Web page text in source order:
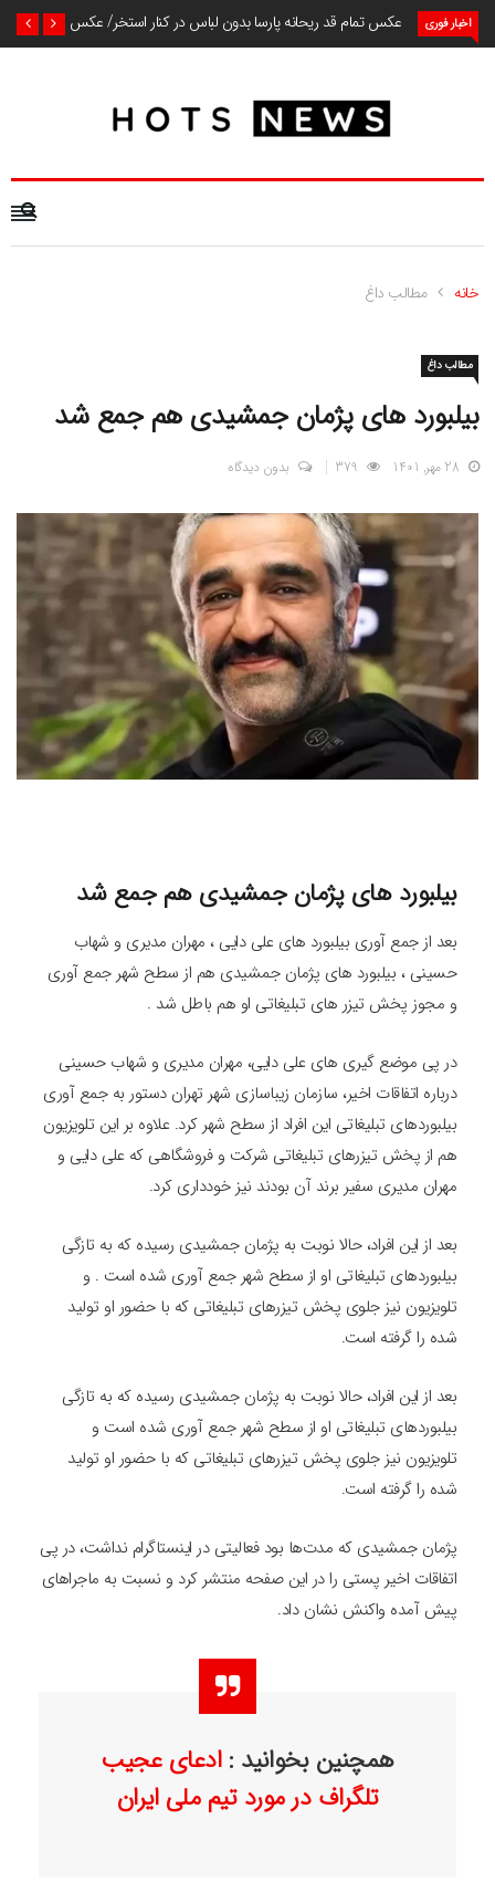
اخبار فوری عکس تمام قد ریحانه پارسا بدون لباس در کنار استخر/ عکس
خانه مطالب داغ
مطالب داغ
بیلبورد های پژمان جمشیدی هم جمع شد
28 مهر, 1401 بدون دیدگاه
بیلبورد های پژمان جمشیدی هم جمع شد
بعد از جمع آوری بیلبورد های علی دایی ، مهران مدیری و شهاب
حسینی ، بیلبورد های پژمان جمشیدی هم از سطح شهر جمع آوری
و مجوز پخش تیزر های تبلیغاتی او هم باطل شد .
در پی موضع گیری های علی دایی، مهران مدیری و شهاب حسینی
درباره اتفاقات اخیر، سازمان زیباسازی شهر تهران دستور به جمع آوری
بیلبورد‌های تبلیغاتی این افراد از سطح شهر کرد. علاوه بر این تلویزیون
هم از پخش تیزرهای تبلیغاتی شرکت و فروشگاهی که علی دایی و
مهران مدیری سفیر برند آن بودند نیز خودداری کرد.
بعد از این افراد، حالا نوبت به پژمان جمشیدی رسیده که به تازگی
بیلبوردهای تبلیغاتی او از سطح شهر جمع آوری شده است . و
تلویزیون نیز جلوی پخش تیزرهای تبلیغاتی که با حضور او تولید
شده را گرفته است.
بعد از این افراد، حالا نوبت به پژمان جمشیدی رسیده که به تازگی
بیلبوردهای تبلیغاتی او از سطح شهر جمع آوری شده است و
تلویزیون نیز جلوی پخش تیزرهای تبلیغاتی که با حضور او تولید
شده را گرفته است.
پژمان جمشیدی که مدت‌ها بود فعالیتی در اینستاگرام نداشت، در پی
اتفاقات اخیر پستی را در این صفحه منتشر کرد و نسبت به ماجراهای
پیش آمده واکنش نشان داد.
همچنین بخوانید :ادعای عجیب
تلگراف در مورد تیم ملی ایران